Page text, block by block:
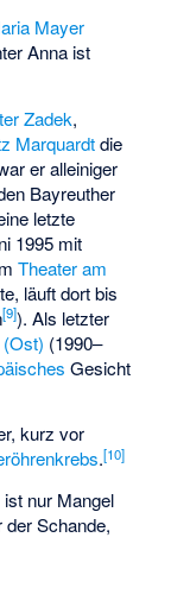
Mayer
Anna ist
Zadek,
Marquardtdie
er alleiniger
Bayreuther
letzte
1995 mit
Theater am
läuft dort bis
[9]). Als letzter
(1990–
Gesicht
kurz vor
.[10]
nur Mangel
der Schande,